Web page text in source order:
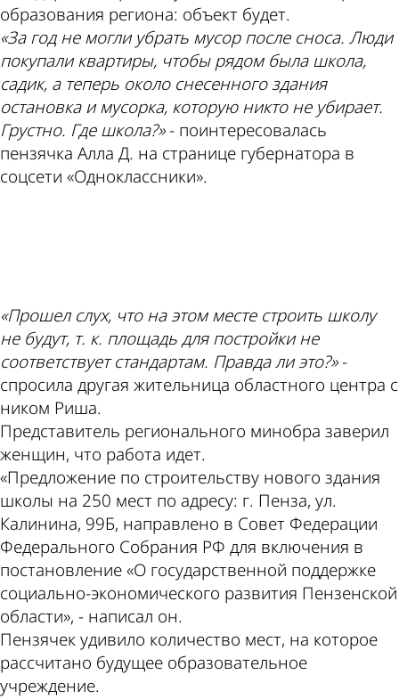
образования региона: объект будет.
«За год не могли убрать мусор после сноса. Люди
покупали квартиры, чтобы рядом была школа,
садик, а теперь около снесенного здания
остановка и мусорка, которую никто не убирает.
Грустно. Где школа?»- поинтересовалась
пензячка Алла Д. на странице губернатора в
соцсети «Одноклассники».
«Прошел слух, что на этом месте строить школу
не будут, т. к. площадь для постройки не
соответствует стандартам. Правда ли это?»-
спросила другая жительница областного центра с
ником Риша.
Представитель регионального минобра заверил
женщин, что работа идет.
«Предложение по строительству нового здания
школы на 250 мест по адресу: г. Пенза, ул.
Калинина, 99Б, направлено в Совет Федерации
Федерального Собрания РФ для включения в
постановление «О государственной поддержке
социально-экономического развития Пензенской
области», - написал он.
Пензячек удивило количество мест, на которое
рассчитано будущее образовательное
учреждение.